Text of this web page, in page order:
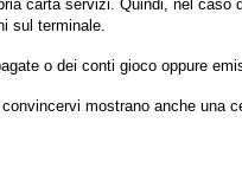
carta servizi. Quindi, nel
sul terminale.
o dei conti gioco oppure
mostrano anche una